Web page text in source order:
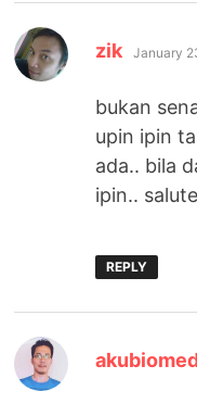
zik says:
January
bukan
upin ipin
ada.. bila
ipin..
REPLY